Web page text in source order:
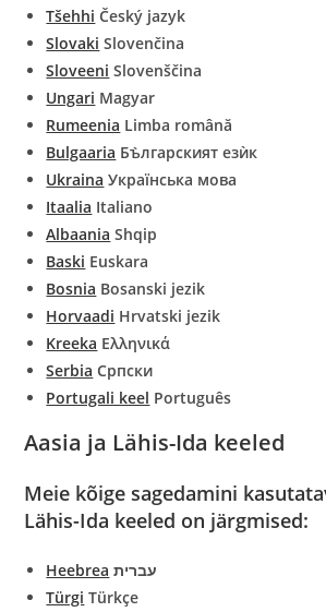
Tšehhi Český jazyk
Slovaki Slovenčina
Sloveeni Slovenščina
Ungari Magyar
Rumeenia Limba română
Bulgaaria Бъ̀лгарският езѝк
Ukraina Українська мова
Itaalia Italiano
Albaania Shqip
Baski Euskara
Bosnia Bosanski jezik
Horvaadi Hrvatski jezik
Kreeka Ελληνικά
Serbia Српски
Portugali keel Português
Aasia ja Lähis-Ida keeled
Meie kõige sagedamini
Lähis-Ida keeled on järgmised:
Heebrea עברית
Türgi Türkçe